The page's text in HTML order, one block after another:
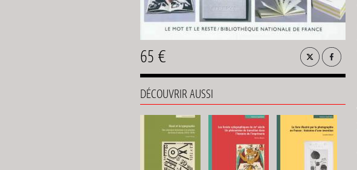
65 €
DÉCOUVRIR AUSSI